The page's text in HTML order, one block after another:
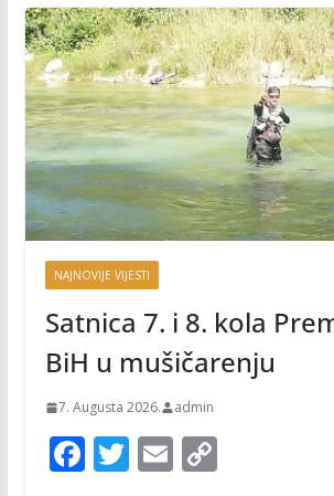
NAJNOVIJE VIJESTI
Satnica 7. i 8. kola
BiH u mušičarenju
7. Augusta 2026. admin
F T E C